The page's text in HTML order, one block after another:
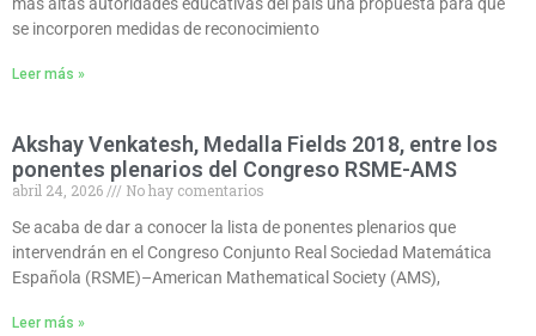
se incorporen medidas de reconocimiento
Leer más »
Akshay Venkatesh, Medalla Fields 2018, entre los
ponentes plenarios del Congreso RSME-AMS
abril 24, 2026
No hay comentarios
Se acaba de dar a conocer la lista de ponentes plenarios que
intervendrán en el Congreso Conjunto Real Sociedad Matemática
Española (RSME)–American Mathematical Society (AMS),
Leer más »